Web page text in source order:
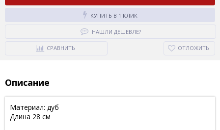
КУПИТЬ В 1 КЛИК
НАШЛИ ДЕШЕВЛЕ?
СРАВНИТЬ ОТЛОЖИТЬ
Описание
Материал: дуб
Длина 28 см